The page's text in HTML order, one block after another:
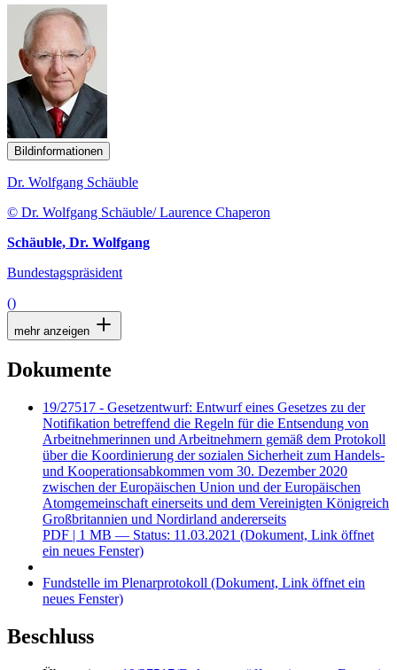
Bildinformationen
Dr. Wolfgang Schäuble
© Dr. Wolfgang Schäuble/ Laurence Chaperon
Schäuble, Dr. Wolfgang
Bundestagspräsident
()
mehr anzeigen
Dokumente
19/27517 - Gesetzentwurf: Entwurf eines Gesetzes zu der
Notifikation betreffend die Regeln für die Entsendung von
Arbeitnehmerinnen und Arbeitnehmern gemäß dem Protokoll
über die Koordinierung der sozialen Sicherheit zum Handels-
und Kooperationsabkommen vom 30. Dezember 2020
zwischen der Europäischen Union und der Europäischen
Atomgemeinschaft einerseits und dem Vereinigten Königreich
Großbritannien und Nordirland andererseits
PDF | 1 MB — Status: 11.03.2021 (Dokument, Link öffnet
ein neues Fenster)
Fundstelle im Plenarprotokoll (Dokument, Link öffnet ein
neues Fenster)
Beschluss